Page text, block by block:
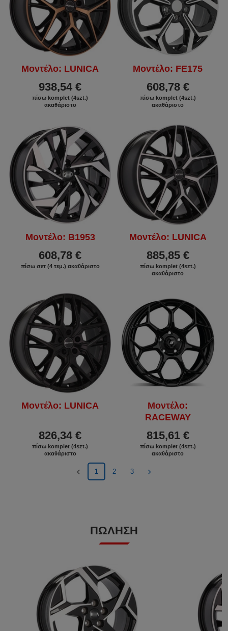
Μοντέλο: LUNICA
938,54 €
πίσω komplet (4szt.)
ακαθάριστο
Μοντέλο: FE175
608,78 €
πίσω komplet (4szt.)
ακαθάριστο
Μοντέλο: B1953
608,78 €
πίσω σετ (4 τεμ.) ακαθάριστο
Μοντέλο: LUNICA
885,85 €
πίσω komplet (4szt.)
ακαθάριστο
Μοντέλο: LUNICA
826,34 €
πίσω komplet (4szt.)
ακαθάριστο
Μοντέλο:
RACEWAY
815,61 €
πίσω komplet (4szt.)
ακαθάριστο
1 2 3
ΠΏΛΗΣΗ